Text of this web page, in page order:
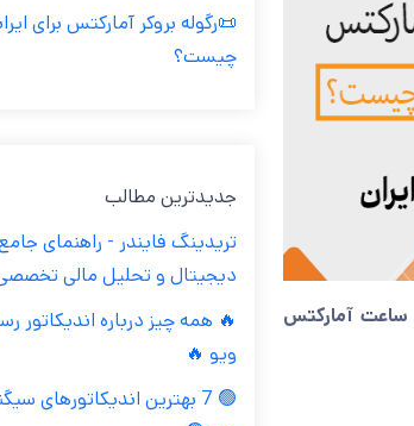
ساعت آمارکتس
📜رگوله بروکر آمارکتس برای
چیست؟
جدیدترین مطالب
تریدینگ فایندر - راهنمای
دیجیتال و تحلیل مالی
🔥 همه چیز درباره اندیکاتور
ویو 🔥
🟢 7 بهترین اندیکاتورهای